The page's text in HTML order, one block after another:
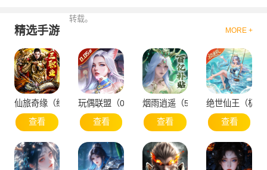
转载。
精选手游 MORE +
仙旅奇缘（经典传奇三职业）
查看
玩偶联盟（0.05折开局领SR侍神）
查看
烟雨逍遥（5折30倍返利版）
查看
绝世仙王（极速
查看